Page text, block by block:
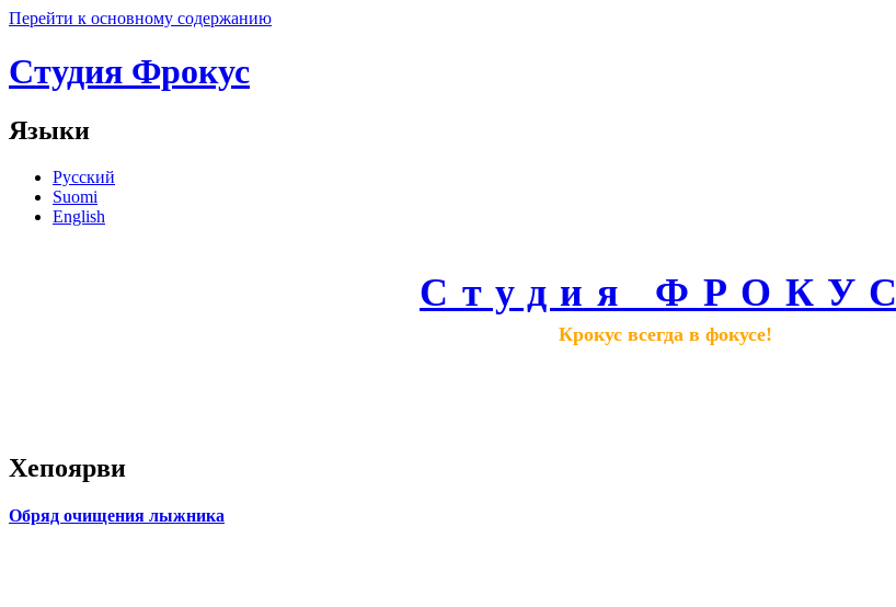
Перейти к основному содержанию
Студия Фрокус
Языки
Русский
Suomi
English
Студия ФРОКУС
Крокус всегда в фокусе!
Хепоярви
Обряд очищения лыжника